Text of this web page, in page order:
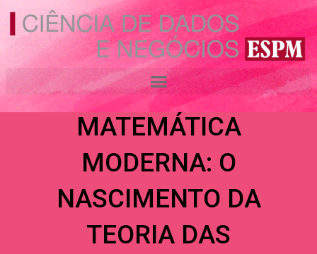
para
conteúdo
DOS JOGOS
ANTIGOS À
MATEMÁTICA
MODERNA: O
NASCIMENTO DA
TEORIA DAS